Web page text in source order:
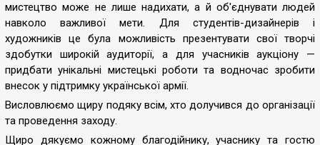
мистецтво може не лише надихати, а й об'єднувати людей
навколо важливої мети. Для студентів-дизайнерів і
художників це була можливість презентувати свої творчі
здобутки широкій аудиторії, а для учасників аукціону —
придбати унікальні мистецькі роботи та водночас зробити
внесок у підтримку української армії.
Висловлюємо щиру подяку всім, хто долучився до організації
та проведення заходу.
Щиро дякуємо кожному благодійнику, учаснику та гостю